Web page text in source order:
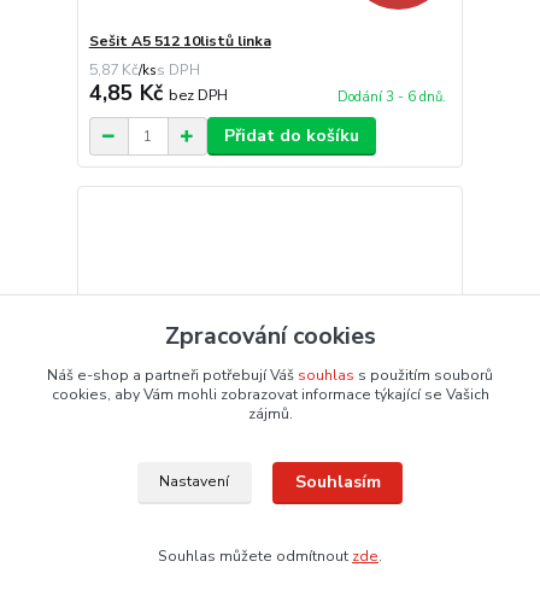
Sešit A5 512 10listů linka
5,87 Kč/ks
4,85 Kč bez DPH Dodání 3 - 6 dnů.
Přidat do košíku
- 17 %
Zpracování cookies
Náš e-shop a partneři potřebují Váš souhlas s použitím souborů
cookies, aby Vám mohli zobrazovat informace týkající se Vašich
zájmů.
Nastavení Souhlasím
Souhlas můžete odmítnout zde.